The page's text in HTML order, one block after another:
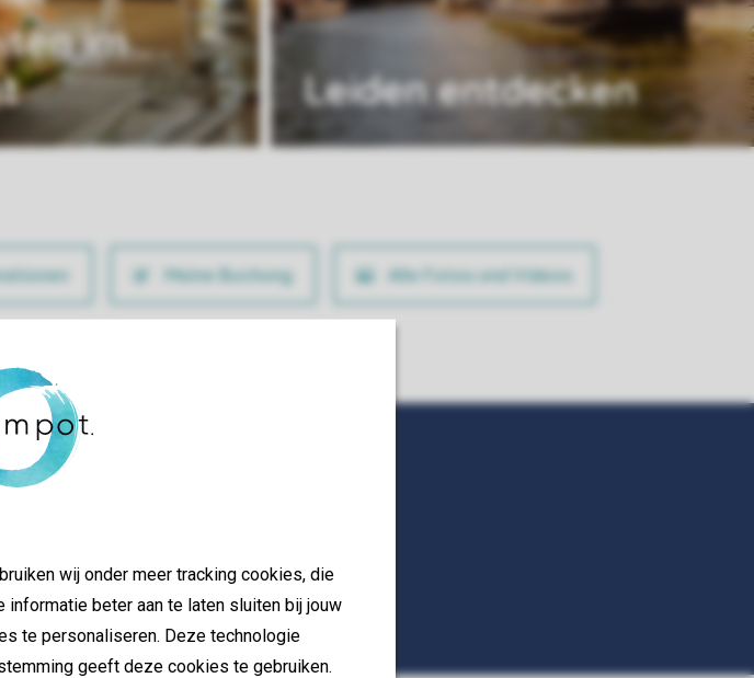
wij onder meer tracking cookies, die
beter aan te laten sluiten bij jouw
te personaliseren. Deze technologie
geeft deze cookies te gebruiken.
im
Leiden entdecken
Meine Buchung Alle Fotos und Videos